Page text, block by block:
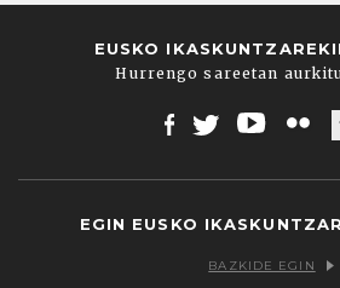
EUSKO
Hurrengo sareetan
EGIN EUSKO
BAZKIDE EGIN